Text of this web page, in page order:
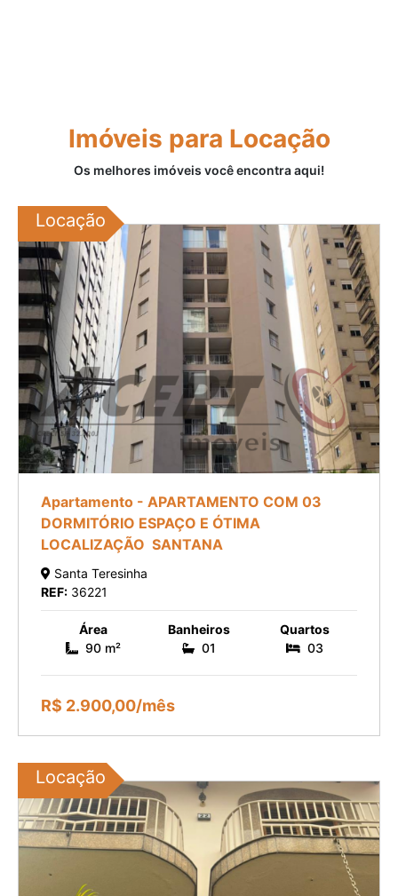
Imóveis para Locação
Os melhores imóveis você encontra aqui!
Locação
Apartamento - APARTAMENTO COM 03
DORMITÓRIO ESPAÇO E ÓTIMA
LOCALIZAÇÃO  SANTANA
Santa Teresinha
REF: 36221
Área
90 m²
Banheiros
01
Quartos
03
R$ 2.900,00/mês
Locação